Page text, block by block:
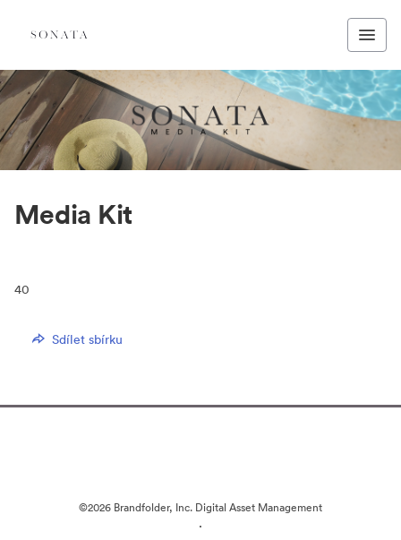
Media Kit
40
Sdílet sbírku
©2026 Brandfolder, Inc. Digital Asset Management
·